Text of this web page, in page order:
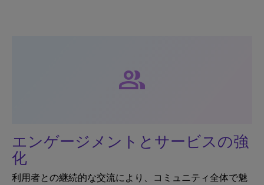
group
エンゲージメントとサービスの強
化
利用者との継続的な交流により、コミュニティ全体で魅